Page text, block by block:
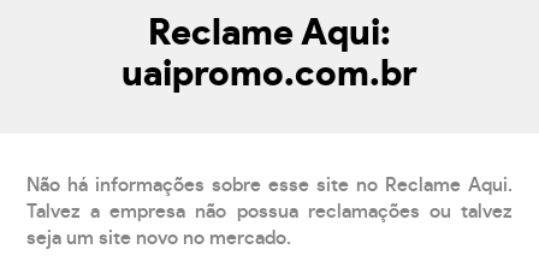
Reclame Aqui:
uaipromo.com.br
Não há informações sobre esse site no Reclame Aqui.
Talvez a empresa não possua reclamações ou talvez
seja um site novo no mercado.